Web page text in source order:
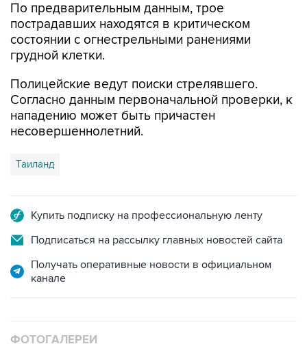
По предварительным данным, трое
пострадавших находятся в критическом
состоянии с огнестрельными ранениями
грудной клетки.
Полицейские ведут поиски стрелявшего.
Согласно данным первоначальной проверки, к
нападению может быть причастен
несовершеннолетний.
Таиланд
Купить подписку на профессиональную ленту
Подписаться на рассылку главных новостей сайта
Получать оперативные новости в официальном
канале
ФОТОГАЛЕРЕИ